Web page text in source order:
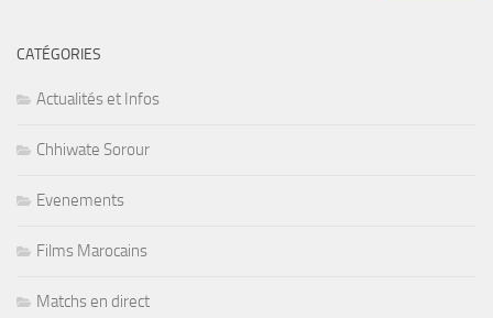
CATÉGORIES
Actualités et Infos
Chhiwate Sorour
Evenements
Films Marocains
Matchs en direct